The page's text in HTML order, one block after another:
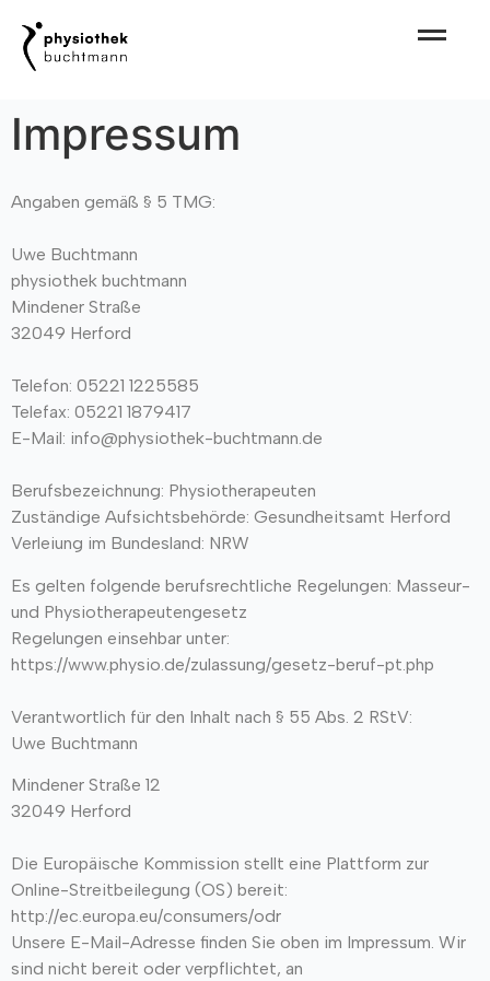
Impressum
Angaben gemäß § 5 TMG:
Uwe Buchtmann
physiothek buchtmann
Mindener Straße
32049 Herford
Telefon: 05221 1225585
Telefax: 05221 1879417
E-Mail: info@physiothek-buchtmann.de
Berufsbezeichnung: Physiotherapeuten
Zuständige Aufsichtsbehörde: Gesundheitsamt Herford
Verleiung im Bundesland: NRW
Es gelten folgende berufsrechtliche Regelungen: Masseur-
und Physiotherapeutengesetz
Regelungen einsehbar unter:
https://www.physio.de/zulassung/gesetz-beruf-pt.php
Verantwortlich für den Inhalt nach § 55 Abs. 2 RStV:
Uwe Buchtmann
Mindener Straße 12
32049 Herford
Die Europäische Kommission stellt eine Plattform zur
Online-Streitbeilegung (OS) bereit:
http://ec.europa.eu/consumers/odr
Unsere E-Mail-Adresse finden Sie oben im Impressum. Wir
sind nicht bereit oder verpflichtet, an